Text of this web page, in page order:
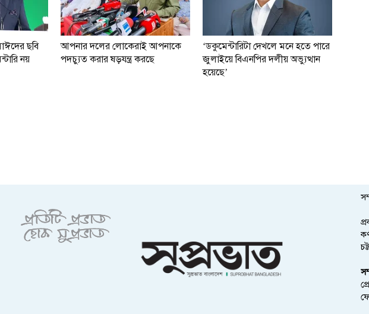
ছবি
নয়
আপনার দলের লোকেরাই আপনাকে
পদচ্যুত করার ষড়যন্ত্র করছে
‘ডকুমেন্টারিটা দেখলে মনে হতে পারে
জুলাইয়ে বিএনপির দলীয় অভ্যুত্থান
হয়েছে’